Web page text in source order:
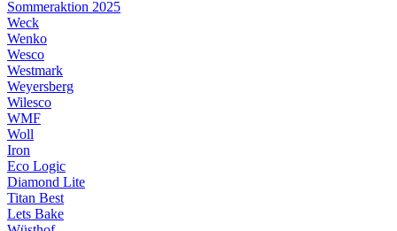
Sommeraktion 2025
Weck
Wenko
Wesco
Westmark
Weyersberg
Wilesco
WMF
Woll
Iron
Eco Logic
Diamond Lite
Titan Best
Lets Bake